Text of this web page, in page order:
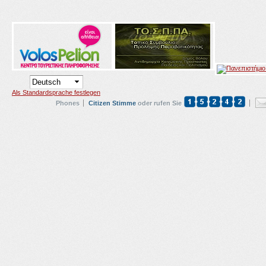
Als Standardsprache festlegen
Phones
Citizen Stimme oder rufen Sie